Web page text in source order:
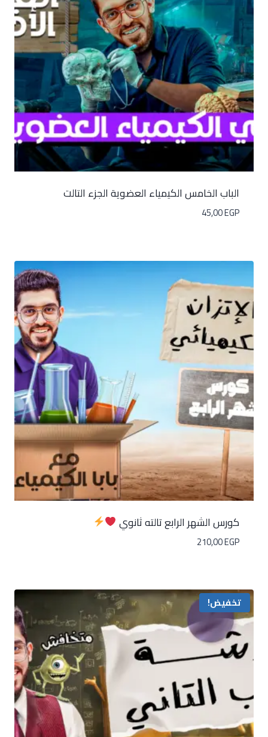
الباب الخامس الكيمياء العضوية الجزء التالت
45,00EGP
كورس الشهر الرابع تالته ثانوي
210,00EGP
تخفيض!